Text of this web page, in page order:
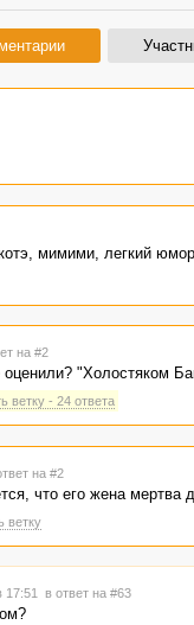
мимими, легкий
на #2
"Холостяком
ветку - 24 ответа
на #2
что его жена мертва
ветку
17:51 в ответ на #63